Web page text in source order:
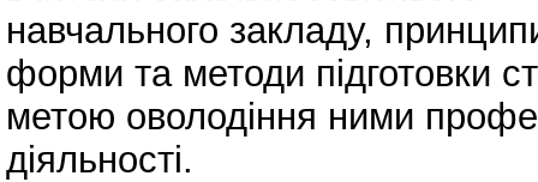
навчального закладу,
форми та методи підготовки
метою оволодіння ними
діяльності.